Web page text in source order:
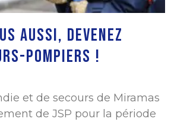
AUSSI, DEVENEZ
POMPIERS !
et de secours de Miramas
de JSP pour la période